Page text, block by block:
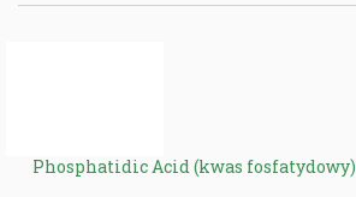
Phosphatidic Acid (kwas fosfatydowy)